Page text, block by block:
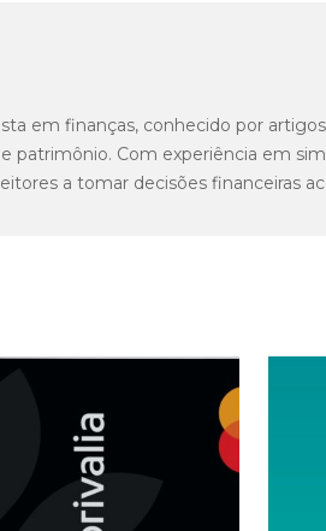
em finanças, conhecido por
patrimônio. Com experiência em
a tomar decisões financeiras